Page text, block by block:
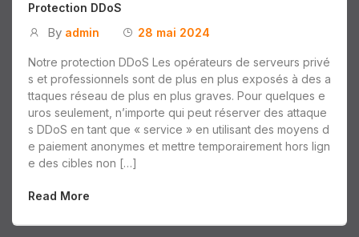
Protection DDoS
By admin 28 mai 2024
Notre protection DDoS Les opérateurs de serveurs privé
s et professionnels sont de plus en plus exposés à des a
ttaques réseau de plus en plus graves. Pour quelques e
uros seulement, n’importe qui peut réserver des attaque
s DDoS en tant que « service » en utilisant des moyens d
e paiement anonymes et mettre temporairement hors lign
e des cibles non […]
Read More